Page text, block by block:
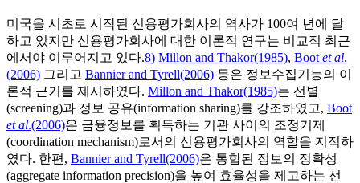
미국을 시초로 시작된 신용평가회사의 역사가 100여 년에 달
하고 있지만 신용평가회사에 대한 이론적 연구는 비교적 최근
에서야 이루어지고 있다.8) Millon and Thakor(1985), Boot et al.
(2006) 그리고 Bannier and Tyrell(2006) 등은 정보수집기능의 이
론적 근거를 제시하였다. Millon and Thakor(1985)는 선별
(screening)과 정보 공유(information sharing)를 강조하였고, Boot
et al.(2006)은 금융정보를 획득하는 기관 사이의 조정기제
(coordination mechanism)로서의 신용평가회사의 역할을 지적하
였다. 한편, Bannier and Tyrell(2006)은 통합된 정보의 정확성
(aggregate information precision)을 높여 효율성을 제고하는 선